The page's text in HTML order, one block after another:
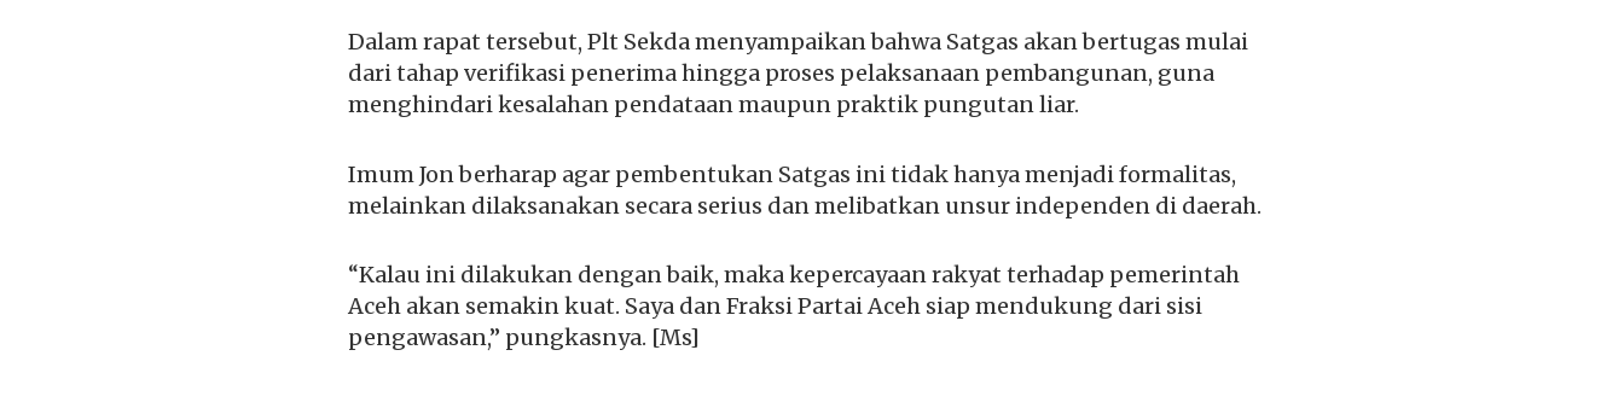
Dalam rapat tersebut, Plt Sekda menyampaikan bahwa Satgas akan bertugas mulai
dari tahap verifikasi penerima hingga proses pelaksanaan pembangunan, guna
menghindari kesalahan pendataan maupun praktik pungutan liar.
Imum Jon berharap agar pembentukan Satgas ini tidak hanya menjadi formalitas,
melainkan dilaksanakan secara serius dan melibatkan unsur independen di daerah.
“Kalau ini dilakukan dengan baik, maka kepercayaan rakyat terhadap pemerintah
Aceh akan semakin kuat. Saya dan Fraksi Partai Aceh siap mendukung dari sisi
pengawasan,” pungkasnya. [Ms]